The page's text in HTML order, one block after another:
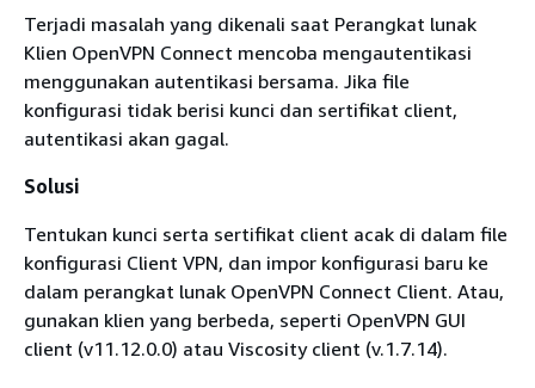
Terjadi masalah yang dikenali saat Perangkat lunak
Klien OpenVPN Connect mencoba mengautentikasi
menggunakan autentikasi bersama. Jika file
konfigurasi tidak berisi kunci dan sertifikat client,
autentikasi akan gagal.
Solusi
Tentukan kunci serta sertifikat client acak di dalam file
konfigurasi Client VPN, dan impor konfigurasi baru ke
dalam perangkat lunak OpenVPN Connect Client. Atau,
gunakan klien yang berbeda, seperti OpenVPN GUI
client (v11.12.0.0) atau Viscosity client (v.1.7.14).